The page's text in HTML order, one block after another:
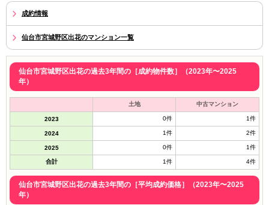
成約情報
仙台市宮城野区出花のマンション一覧
仙台市宮城野区出花の過去3年間の［成約物件数］（2023年〜2025
年）
土地 中古マンション
2023 0件 1件
2024 1件 2件
2025 0件 1件
合計 1件 4件
仙台市宮城野区出花の過去3年間の［平均成約価格］（2023年〜2025
年）